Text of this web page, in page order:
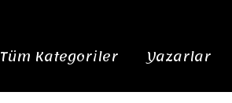
Tüm Kategoriler Yazarlar